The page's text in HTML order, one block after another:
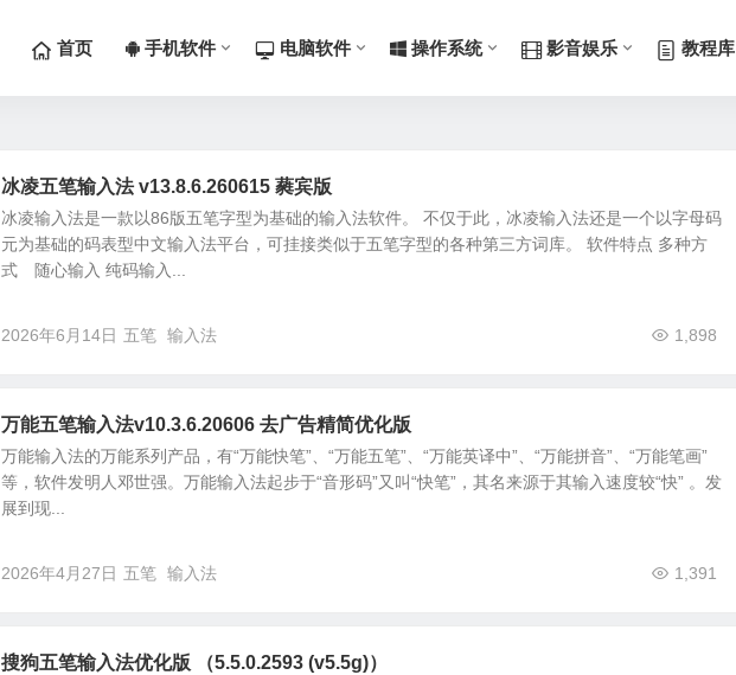
首页 手机软件 电脑软件 操作系统 影音娱乐 教程库
冰凌五笔输入法 v13.8.6.260615 蕤宾版
冰凌输入法是一款以86版五笔字型为基础的输入法软件。 不仅于此，冰凌输入法还是一个以字母码
元为基础的码表型中文输入法平台，可挂接类似于五笔字型的各种第三方词库。 软件特点 多种方
式 随心输入 纯码输入...
2026年6月14日 1,898
五笔 输入法
万能五笔输入法v10.3.6.20606 去广告精简优化版
万能输入法的万能系列产品，有“万能快笔”、“万能五笔”、“万能英译中”、“万能拼音”、“万能笔画”
等，软件发明人邓世强。万能输入法起步于“音形码”又叫“快笔”，其名来源于其输入速度较“快” 。发
展到现...
2026年4月27日 1,391
五笔 输入法
搜狗五笔输入法优化版 （5.5.0.2593 (v5.5g)）